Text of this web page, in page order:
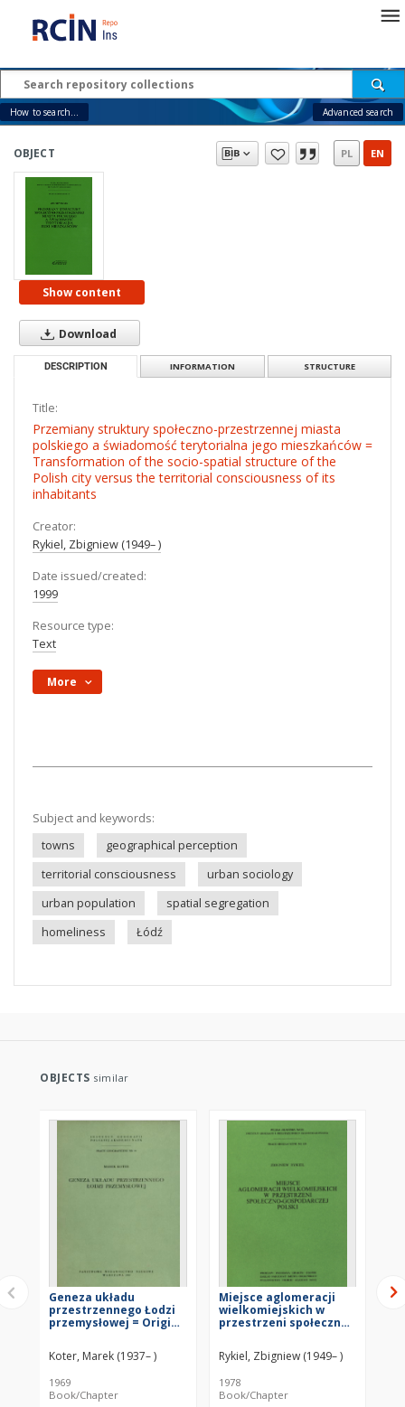
How to search... Advanced search
OBJECT PL EN
Show content
Download
DESCRIPTION INFORMATION STRUCTURE
Title:
Przemiany struktury społeczno-przestrzennej miasta
polskiego a świadomość terytorialna jego mieszkańców =
Transformation of the socio-spatial structure of the
Polish city versus the territorial consciousness of its
inhabitants
Creator:
Rykiel, Zbigniew (1949– )
Date issued/created:
1999
Resource type:
Text
More
Subject and keywords:
towns
geographical perception
territorial consciousness
urban sociology
urban population
spatial segregation
homeliness
Łódź
OBJECTS similar
Geneza układu
przestrzennego Łodzi
przemysłowej = Origin
industrial Łódź =
Genezis
sistemy promyšlennoj
Lodzi
Koter, Marek (1937– )
1969
Book/Chapter
Miejsce aglomeracji
wielkomiejskich w
przestrzeni społeczno-
Mesto
krupnogorodskih
èkonomičeskom
prostranstve Pol'ši =
Rykiel, Zbigniew (1949– )
1978
Book/Chapter